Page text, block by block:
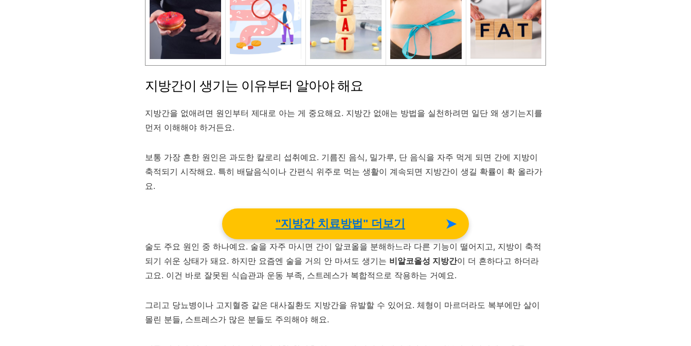
지방간이 생기는 이유부터 알아야 해요
지방간을 없애려면 원인부터 제대로 아는 게 중요해요. 지방간 없애는 방법을 실천하려면 일단 왜 생기는지를
먼저 이해해야 하거든요.
보통 가장 흔한 원인은 과도한 칼로리 섭취예요. 기름진 음식, 밀가루, 단 음식을 자주 먹게 되면 간에 지방이
축적되기 시작해요. 특히 배달음식이나 간편식 위주로 먹는 생활이 계속되면 지방간이 생길 확률이 확 올라가
요.
"지방간 치료방법" 더보기 ➤
술도 주요 원인 중 하나예요. 술을 자주 마시면 간이 알코올을 분해하느라 다른 기능이 떨어지고, 지방이 축적
되기 쉬운 상태가 돼요. 하지만 요즘엔 술을 거의 안 마셔도 생기는 비알코올성 지방간이 더 흔하다고 하더라
고요. 이건 바로 잘못된 식습관과 운동 부족, 스트레스가 복합적으로 작용하는 거예요.
그리고 당뇨병이나 고지혈증 같은 대사질환도 지방간을 유발할 수 있어요. 체형이 마르더라도 복부에만 살이
몰린 분들, 스트레스가 많은 분들도 주의해야 해요.